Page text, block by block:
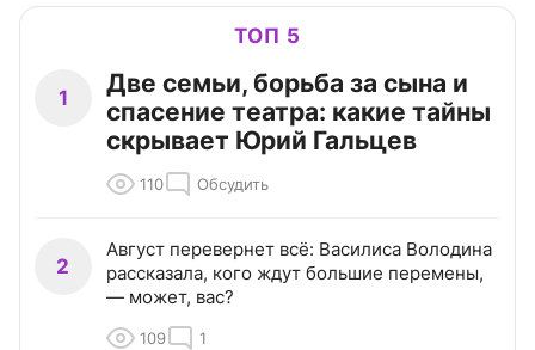
ТОП 5
1
Две семьи, борьба за сына и
спасение театра: какие тайны
скрывает Юрий Гальцев
110 Обсудить
2
Август перевернет всё: Василиса Володина
рассказала, кого ждут большие перемены,
— может, вас?
109 1